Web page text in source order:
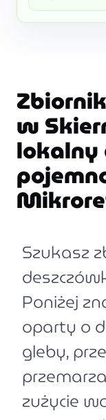
w
lokalny
Szukasz
Poniżej
oparty o
gleby,
zużycie